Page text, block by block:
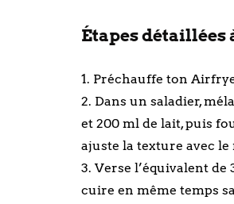
Étapes détaillées
1. Préchauffe ton
2. Dans un saladier,
et 200 ml de lait, puis
ajuste la texture avec
3. Verse l’équivalent
cuire en même temps